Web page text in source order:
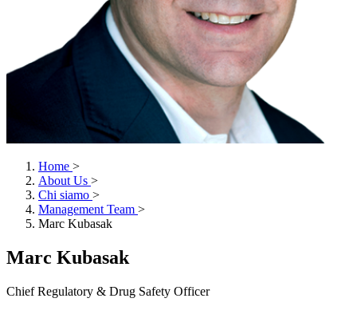
Home >
About Us >
Chi siamo >
Management Team >
Marc Kubasak
Marc Kubasak
Chief Regulatory & Drug Safety Officer